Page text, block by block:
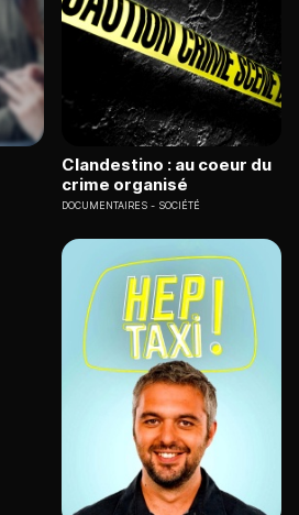
Clandestino : au coeur du
crime organisé
DOCUMENTAIRES SOCIÉTÉ